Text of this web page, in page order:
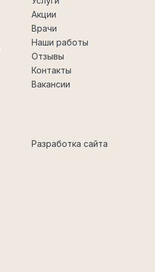
Акции
Врачи
Наши работы
Отзывы
Контакты
Вакансии
Разработка сайта